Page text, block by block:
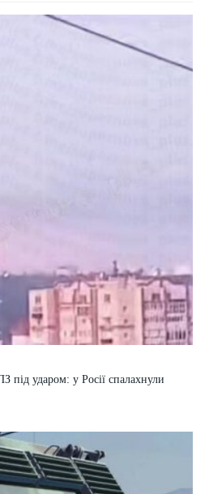
під ударом: у Росії спалахнули